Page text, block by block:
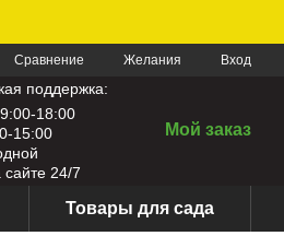
Сравнение Желания Вход
поддержка:
18:00
15:00
сайте 24/7
Мой заказ
Товары для сада